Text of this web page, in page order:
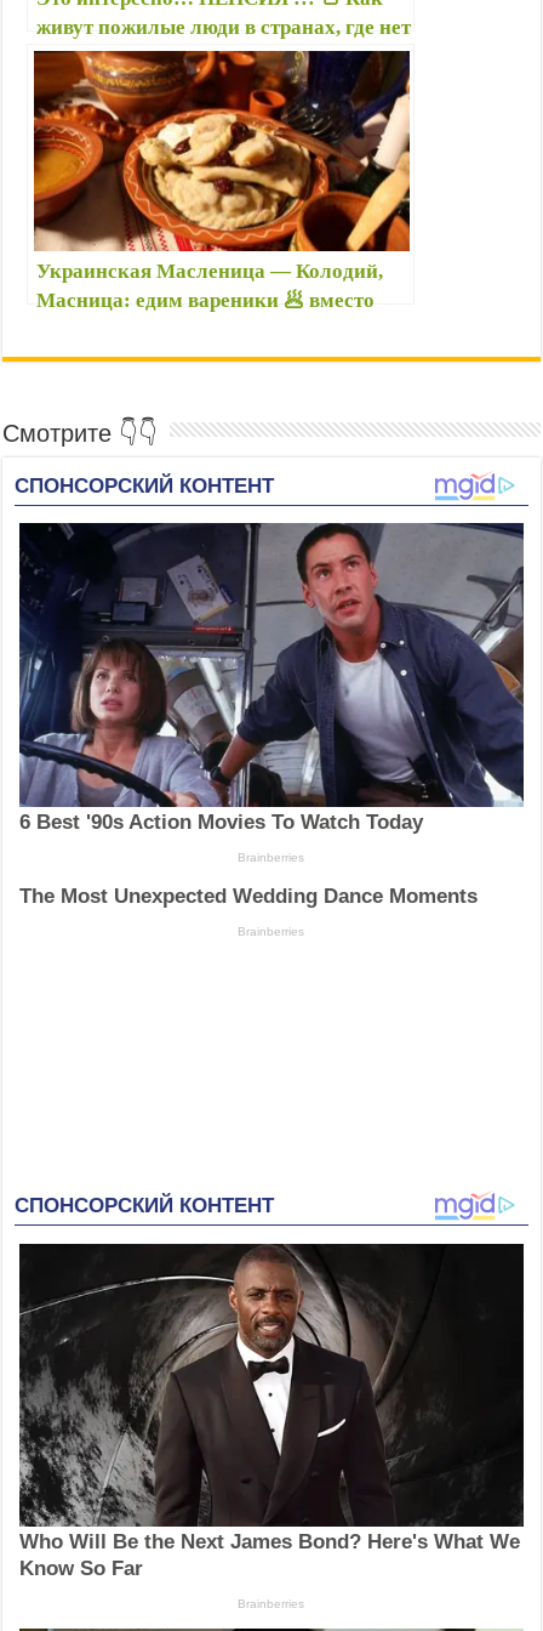
k
i
живут пожилые люди в странах, где нет
пенсий?
Украинская Масленица — Колодий,
Масница: едим вареники 🥟 вместо
российской Масленицы?
Смотрите 👇👇